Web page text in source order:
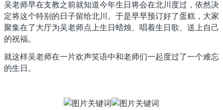
吴老师早在支教之前就知道今年生日将会在北川度过，依然决
定将这个特别的日子留给北川。于是早早预订好了蛋糕，大家
聚集在了大厅为吴老师点上生日蜡烛、唱着生日歌、送上自己
的祝福。
就这样吴老师在一片欢声笑语中和老师们一起度过了一个难忘
的生日。